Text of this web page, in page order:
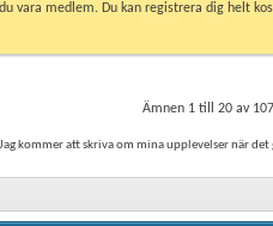
vara medlem. Du kan registrera dig helt
Ämnen 1 till 20 av 107
kommer att skriva om mina upplevelser när